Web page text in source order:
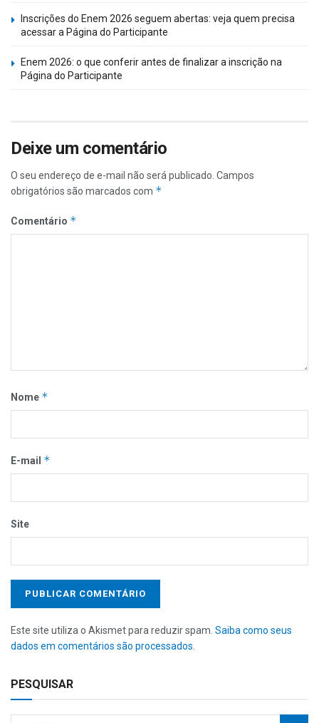
Inscrições do Enem 2026 seguem abertas: veja quem precisa
acessar a Página do Participante
Enem 2026: o que conferir antes de finalizar a inscrição na
Página do Participante
Deixe um comentário
O seu endereço de e-mail não será publicado. Campos
obrigatórios são marcados com *
Comentário *
Nome *
E-mail *
Site
Este site utiliza o Akismet para reduzir spam. Saiba como seus
dados em comentários são processados.
PESQUISAR